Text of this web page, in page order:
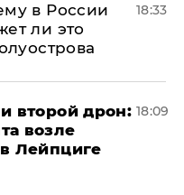
в России
ли это
18:33
второй дрон:
возле
Лейпциге
18:09